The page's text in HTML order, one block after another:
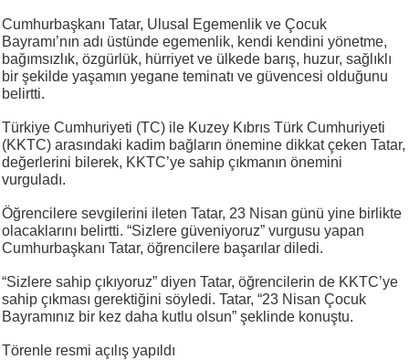
Cumhurbaşkanı Tatar, Ulusal Egemenlik ve Çocuk
Bayramı’nın adı üstünde egemenlik, kendi kendini yönetme,
bağımsızlık, özgürlük, hürriyet ve ülkede barış, huzur, sağlıklı
bir şekilde yaşamın yegane teminatı ve güvencesi olduğunu
belirtti.
Türkiye Cumhuriyeti (TC) ile Kuzey Kıbrıs Türk Cumhuriyeti
(KKTC) arasındaki kadim bağların önemine dikkat çeken Tatar,
değerlerini bilerek, KKTC’ye sahip çıkmanın önemini
vurguladı.
Öğrencilere sevgilerini ileten Tatar, 23 Nisan günü yine birlikte
olacaklarını belirtti. “Sizlere güveniyoruz” vurgusu yapan
Cumhurbaşkanı Tatar, öğrencilere başarılar diledi.
“Sizlere sahip çıkıyoruz” diyen Tatar, öğrencilerin de KKTC’ye
sahip çıkması gerektiğini söyledi. Tatar, “23 Nisan Çocuk
Bayramınız bir kez daha kutlu olsun” şeklinde konuştu.
Törenle resmi açılış yapıldı